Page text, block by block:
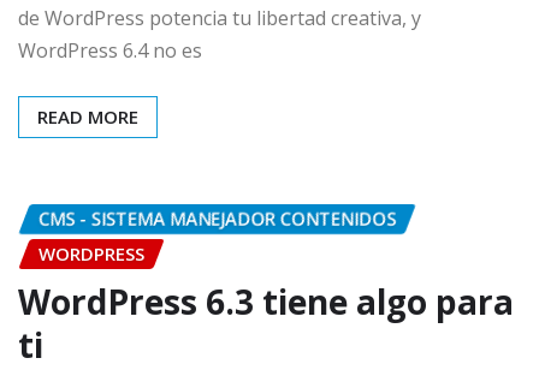
de WordPress potencia tu libertad creativa, y
WordPress 6.4 no es
READ MORE
CMS - SISTEMA MANEJADOR CONTENIDOS
WORDPRESS
WordPress 6.3 tiene algo para
ti